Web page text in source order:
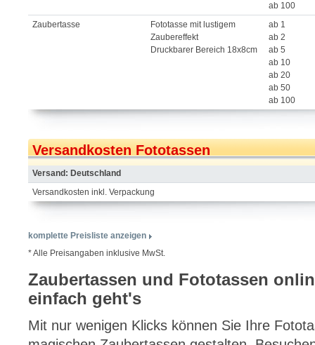
ab 100
Zaubertasse
Fototasse mit lustigem
Zaubereffekt
Druckbarer Bereich 18x8cm
ab 1
ab 2
ab 5
ab 10
ab 20
ab 50
ab 100
Versandkosten Fototassen
Versand: Deutschland
Versandkosten inkl. Verpackung
komplette Preisliste anzeigen
* Alle Preisangaben inklusive MwSt.
Zaubertassen und Fototassen
einfach geht's
Mit nur wenigen Klicks können Sie Ihre